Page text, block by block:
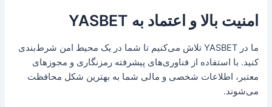
امنیت بالا و اعتماد به YASBET
ما در YASBET تلاش می‌کنیم تا شما در یک محیط امن شرط‌بندی
کنید. با استفاده از فناوری‌های پیشرفته رمزنگاری و مجوزهای
معتبر، اطلاعات شخصی و مالی شما به بهترین شکل محافظت
می‌شوند.